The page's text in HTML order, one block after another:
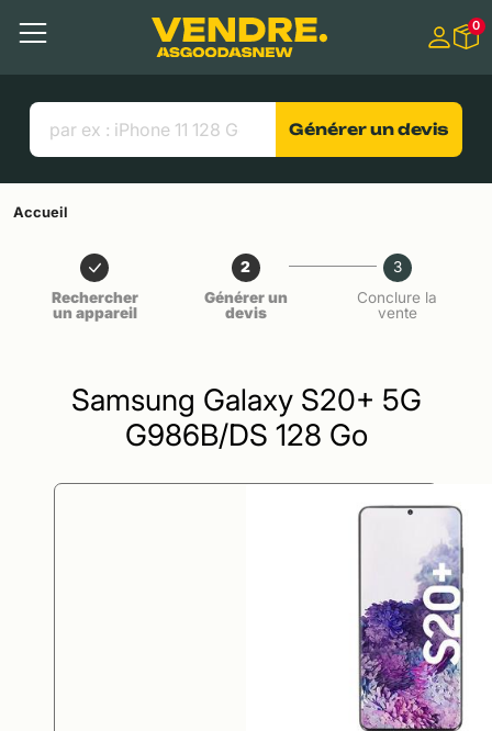
Contenu principal
Menu
Liens utiles
0
Générer un devis
Accueil
Rechercher
un appareil
2
Générer un
devis
3
Conclure la
vente
Samsung Galaxy S20+ 5G
G986B/DS 128 Go